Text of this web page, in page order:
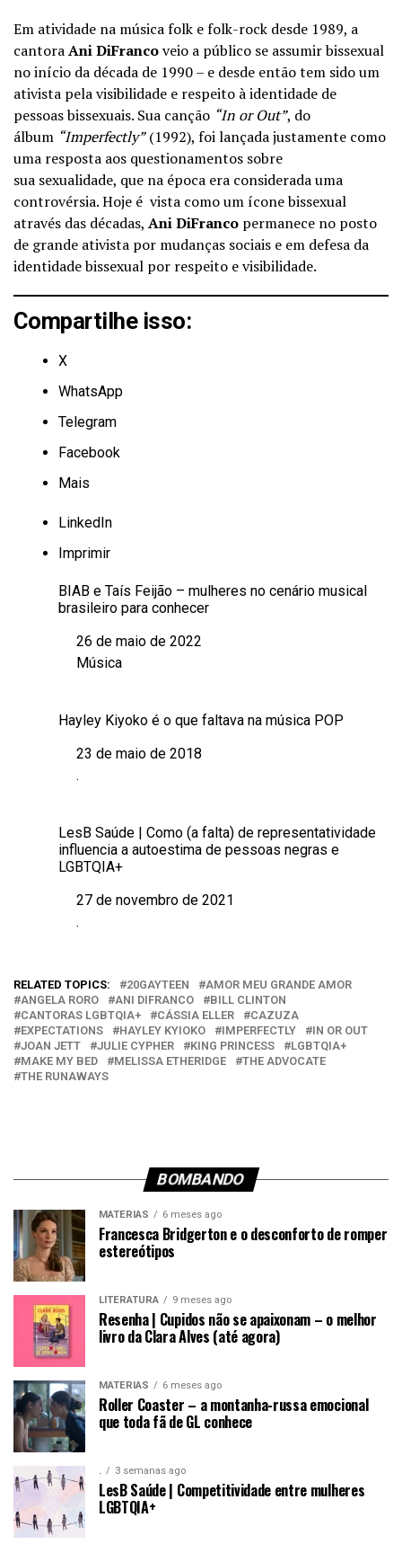
Em atividade na música folk e folk-rock desde 1989, a
cantoraAni DiFrancoveio a público se assumir bissexual
no início da década de 1990 – e desde então tem sido um
ativista pela visibilidade e respeito à identidade de
pessoas bissexuais. Sua canção “In or Out”, do
álbum “Imperfectly”(1992), foi lançada justamente como
uma resposta aos questionamentos sobre
sua sexualidade, que na época era considerada uma
controvérsia. Hoje é vista como um ícone bissexual
através das décadas, Ani DiFranco permanece no posto
de grande ativista por mudanças sociais e em defesa da
identidade bissexual por respeito e visibilidade.
Compartilhe isso:
X
WhatsApp
Telegram
Facebook
Mais
LinkedIn
Imprimir
BIAB e Taís Feijão – mulheres no cenário musical
brasileiro para conhecer
Data
26 de maio de 2022
Em relação a
Música
Hayley Kiyoko é o que faltava na música POP
Data
23 de maio de 2018
Em relação a
.
LesB Saúde | Como (a falta) de representatividade
influencia a autoestima de pessoas negras e
LGBTQIA+
Data
27 de novembro de 2021
Em relação a
.
RELATED TOPICS: 20GAYTEEN
AMOR MEU GRANDE AMOR
ANGELA RORO
ANI DIFRANCO
BILL CLINTON
CANTORAS LGBTQIA+
CÁSSIA ELLER
CAZUZA
EXPECTATIONS
HAYLEY KYIOKO IMPERFECTLY
IN OR OUT
JOAN JETT
JULIE CYPHER KING PRINCESS
LGBTQIA+
MAKE MY BED
MELISSA ETHERIDGE
THE ADVOCATE
THE RUNAWAYS
BOMBANDO
MATÉRIAS 6 meses ago
Francesca Bridgerton e o desconforto de romper
estereótipos
LITERATURA 9 meses ago
Resenha | Cupidos não se apaixonam – o melhor
livro da Clara Alves (até agora)
MATÉRIAS 6 meses ago
Roller Coaster – a montanha-russa emocional
que toda fã de GL conhece
. 3 semanas ago
LesB Saúde | Competitividade entre mulheres
LGBTQIA+